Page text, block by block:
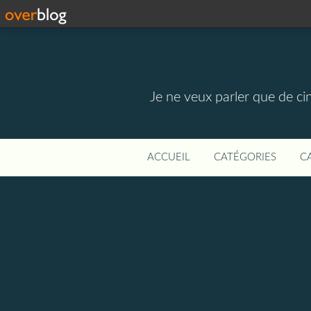
Je ne veux parler que de
ACCUEIL CATÉGORIES